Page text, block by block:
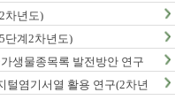
차년도)
단계2차년도)
생물종목록 발전방안 연구
털염기서열 활용 연구(2차년